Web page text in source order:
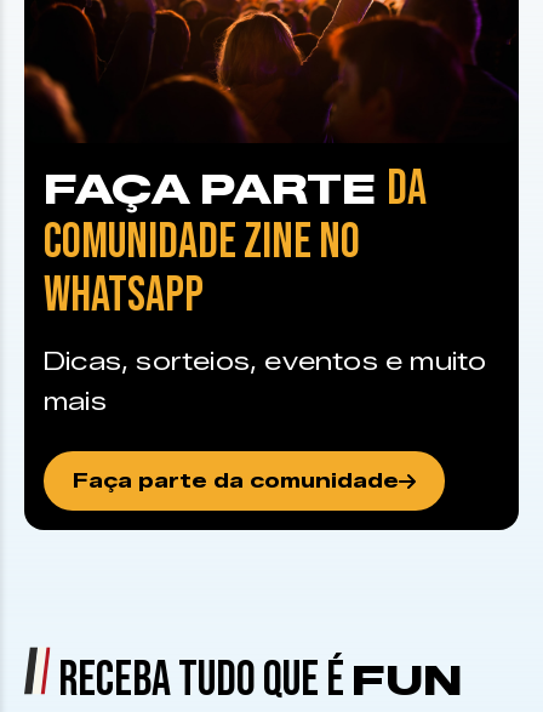
FAÇA PARTE DA
COMUNIDADE ZINE NO
WHATSAPP
Dicas, sorteios, eventos e muito
mais
Faça parte da comunidade
RECEBA TUDO QUE É FUN